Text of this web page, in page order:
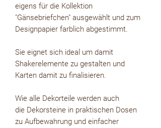
eigens für die Kollektion
"Gänsebriefchen" ausgewählt und zum
Designpapier farblich abgestimmt.
Sie eignet sich ideal um damit
Shakerelemente zu gestalten und
Karten damit zu finalisieren.
Wie alle Dekorteile werden auch
die Dekorsteine in praktischen Dosen
zu Aufbewahrung und einfacher